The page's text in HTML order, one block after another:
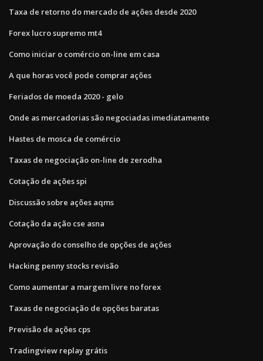
Taxa de retorno do mercado de ações desde 2020
Forex lucro supremo mt4
Como iniciar o comércio on-line em casa
A que horas você pode comprar ações
Feriados de moeda 2020 - gelo
Onde as mercadorias são negociadas imediatamente
Hastes de mosca de comércio
Taxas de negociação on-line de zerodha
Cotação de ações spi
Discussão sobre ações aqms
Cotação da ação cse asna
Aprovação do conselho de opções de ações
Hacking penny stocks revisão
Como aumentar a margem livre no forex
Taxas de negociação de opções baratas
Previsão de ações cps
Tradingview replay grátis